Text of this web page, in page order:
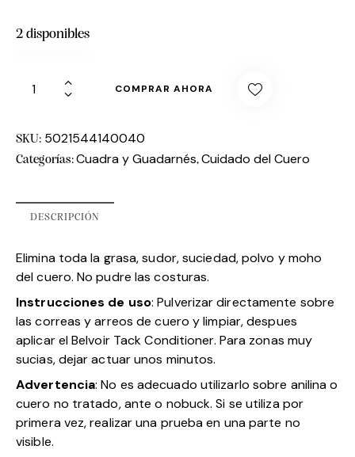
2 disponibles
COMPRAR AHORA
SKU: 5021544140040
Categorías:Cuadra y Guadarnés,Cuidado del Cuero
DESCRIPCIÓN
Elimina toda la grasa, sudor, suciedad, polvo y moho
del cuero. No pudre las costuras.
Instrucciones de uso: Pulverizar directamente sobre
las correas y arreos de cuero y limpiar, despues
aplicar el Belvoir Tack Conditioner. Para zonas muy
sucias, dejar actuar unos minutos.
Advertencia: No es adecuado utilizarlo sobre anilina o
cuero no tratado, ante o nobuck. Si se utiliza por
primera vez, realizar una prueba en una parte no
visible.